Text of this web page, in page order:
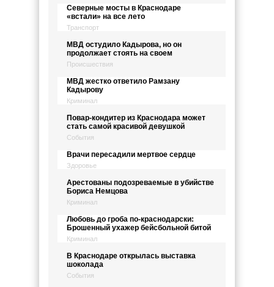
Северные мосты в Краснодаре
«встали» на все лето
Транспорт
МВД остудило Кадырова, но он
продолжает стоять на своем
Происшествия
МВД жестко ответило Рамзану
Кадырову
Криминал
Повар-кондитер из Краснодара может
стать самой красивой девушкой
События
Врачи пересадили мертвое сердце
Здоровье
Арестованы подозреваемые в убийстве
Бориса Немцова
Криминал
Любовь до гроба по-краснодарски:
Брошенный ухажер бейсбольной битой
Криминал
В Краснодаре открылась выставка
шоколада
События